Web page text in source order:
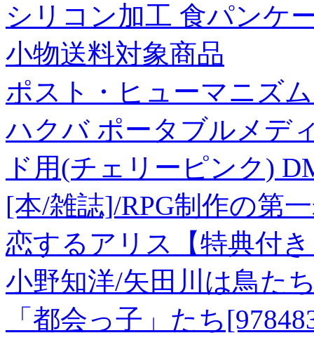
シリコン加工 食パンケ
小物送料対象商品
ポスト・ヒューマニズ
ハクバ ポータブルメデ
ド用(チェリーピンク)
[本/雑誌]/RPG制作の第
恋するアリス【特典付
小野知洋/矢田川は鳥た
「都会っ子」たち